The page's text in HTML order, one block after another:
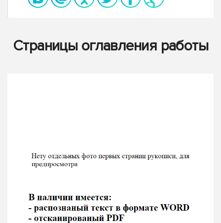
Страницы оглавления работы